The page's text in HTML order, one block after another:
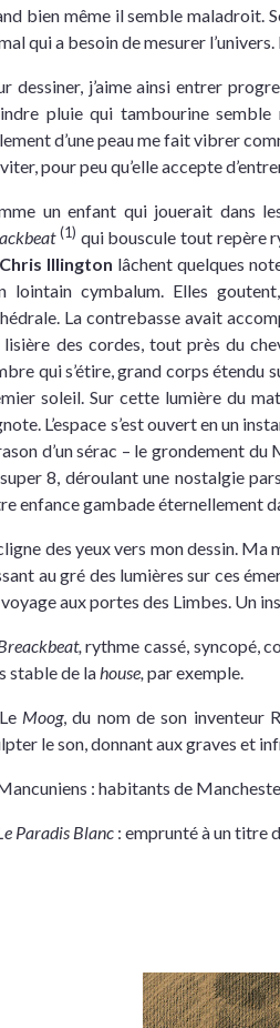
bien même il semble maladroit.
qui a besoin de mesurer
dessiner, j’aime ainsi entrer
pluie qui tambourine
d’une peau me fait vibrer
pour peu qu’elle accepte
un enfant qui jouerait dans
(1) qui bouscule tout repère
Chris Illington lâchent quelques
lointain cymbalum. Elles
La contrebasse avait
lisière des cordes, tout près du
qui s’étire, grand corps étendu
soleil. Sur cette lumière du
L’espace s’est ouvert en un
d’un sérac – le grondement du
8, déroulant une nostalgie
enfance gambade éternellement
des yeux vers mon dessin.
au gré des lumières sur ces
aux portes des Limbes. Un
rythme cassé, syncopé,
stable de la house, par exemple.
Le Moog, du nom de son inventeur
le son, donnant aux graves et
: habitants de
Paradis Blanc : emprunté à un titre